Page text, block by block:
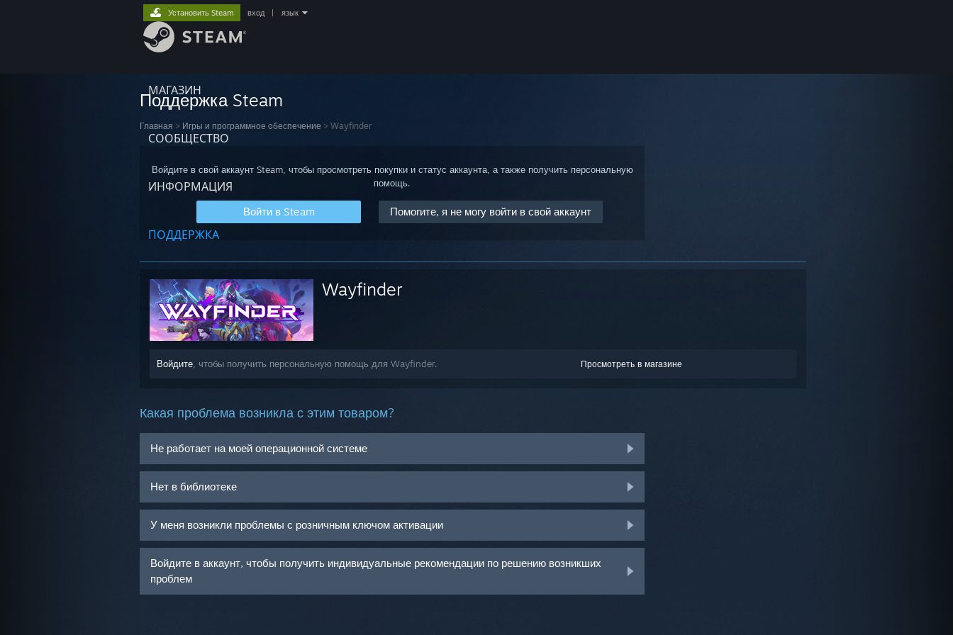
МАГАЗИН
СООБЩЕСТВО
ИНФОРМАЦИЯ
ПОДДЕРЖКА
Установить Steam вход язык
Поддержка Steam
Главная > Игры и программное обеспечение > Wayfinder
Войдите в свой аккаунт Steam, чтобы просмотреть покупки и статус аккаунта, а также получить персональную
помощь.
Войти в Steam Помогите, я не могу войти в свой аккаунт
Wayfinder
Просмотреть в магазине
Войдите , чтобы получить персональную помощь для Wayfinder.
Какая проблема возникла с этим товаром?
Не работает на моей операционной системе
Нет в библиотеке
У меня возникли проблемы с розничным ключом активации
Войдите в аккаунт, чтобы получить индивидуальные рекомендации по решению возникших
проблем